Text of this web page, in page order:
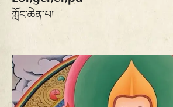
ཀློང་ཆེན་པ།